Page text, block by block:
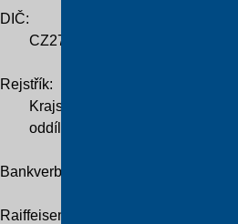
DIČ:
CZ276 36 224
Rejstřík:
Krajský soud v Hradci Králové
oddíl B, vložka 2838
Bankverbindung
Raiffeisenbank Praha